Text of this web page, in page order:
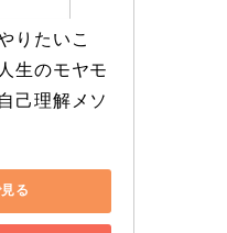
りたいこ
生のモヤモ
己理解メソ
る